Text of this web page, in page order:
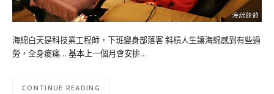
海綿白天是科技業工程師，下班變身部落客 斜槓人生讓海綿感到有些過
勞，全身痠痛… 基本上一個月會安排…
CONTINUE READING